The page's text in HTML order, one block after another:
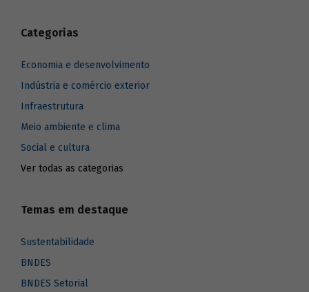
Categorias
Economia e desenvolvimento
Indústria e comércio exterior
Infraestrutura
Meio ambiente e clima
Social e cultura
Ver todas as categorias
Temas em destaque
Sustentabilidade
BNDES
BNDES Setorial